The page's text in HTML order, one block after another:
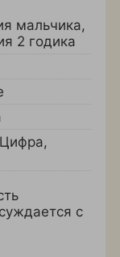
мальчика,
2 годика
Цифра,
с